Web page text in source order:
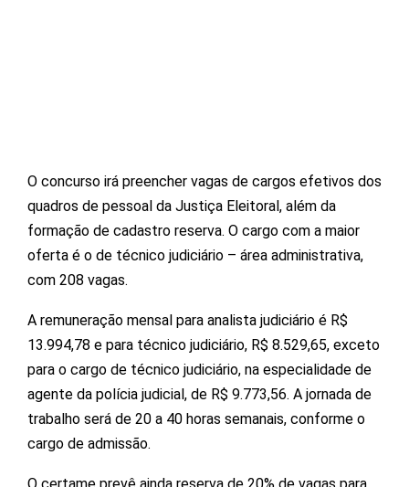
O concurso irá preencher vagas de cargos efetivos dos
quadros de pessoal da Justiça Eleitoral, além da
formação de cadastro reserva. O cargo com a maior
oferta é o de técnico judiciário – área administrativa,
com 208 vagas.
A remuneração mensal para analista judiciário é R$
13.994,78 e para técnico judiciário, R$ 8.529,65, exceto
para o cargo de técnico judiciário, na especialidade de
agente da polícia judicial, de R$ 9.773,56. A jornada de
trabalho será de 20 a 40 horas semanais, conforme o
cargo de admissão.
O certame prevê ainda reserva de 20% de vagas para